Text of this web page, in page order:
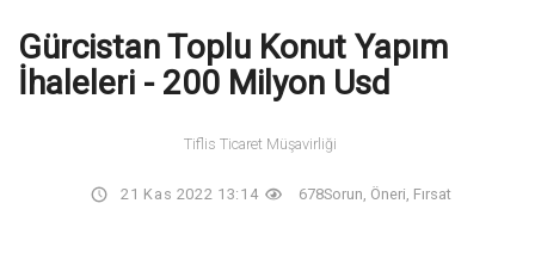
Gürcistan Toplu Konut Yapım
İhaleleri - 200 Milyon Usd
Tiflis Ticaret Müşavirliği
21 Kas 2022 13:14 678Sorun, Öneri, Fırsat